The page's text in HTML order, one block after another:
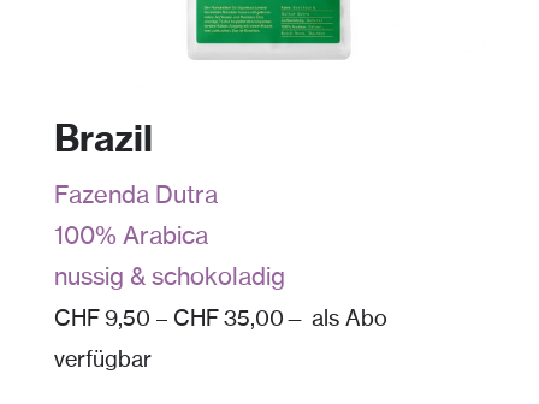
Brazil
Fazenda Dutra
100% Arabica
nussig & schokoladig
CHF 9,50 – CHF 35,00 — als Abo
verfügbar